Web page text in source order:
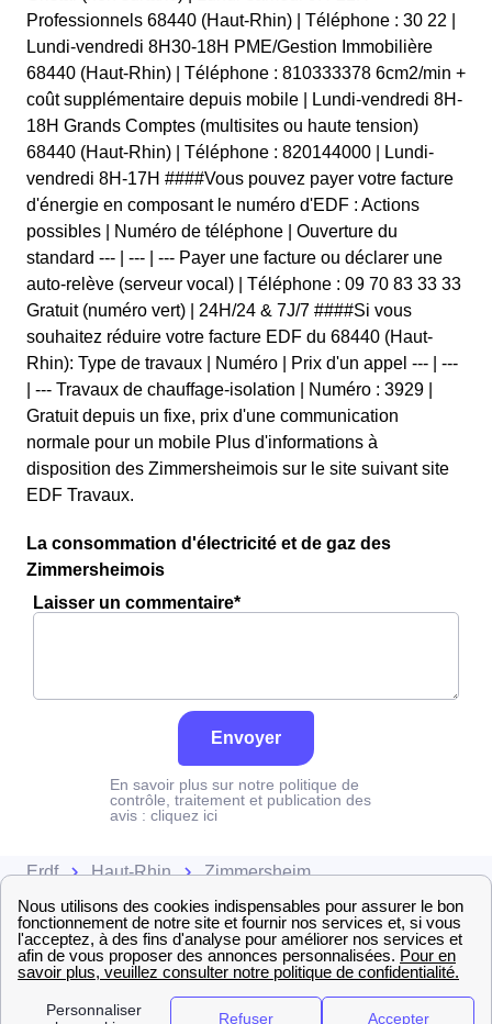
Professionnels 68440 (Haut-Rhin) | Téléphone : 30 22 |
Lundi-vendredi 8H30-18H PME/Gestion Immobilière
68440 (Haut-Rhin) | Téléphone : 810333378 6cm2/min +
coût supplémentaire depuis mobile | Lundi-vendredi 8H-
18H Grands Comptes (multisites ou haute tension)
68440 (Haut-Rhin) | Téléphone : 820144000 | Lundi-
vendredi 8H-17H ####Vous pouvez payer votre facture
d'énergie en composant le numéro d'EDF : Actions
possibles | Numéro de téléphone | Ouverture du
standard --- | --- | --- Payer une facture ou déclarer une
auto-relève (serveur vocal) | Téléphone : 09 70 83 33 33
Gratuit (numéro vert) | 24H/24 & 7J/7 ####Si vous
souhaitez réduire votre facture EDF du 68440 (Haut-
Rhin): Type de travaux | Numéro | Prix d'un appel --- | ---
| --- Travaux de chauffage-isolation | Numéro : 3929 |
Gratuit depuis un fixe, prix d'une communication
normale pour un mobile Plus d'informations à
disposition des Zimmersheimois sur le site suivant site
EDF Travaux.
La consommation d'électricité et de gaz des
Zimmersheimois
Laisser un commentaire*
Envoyer
En savoir plus sur notre politique de
contrôle, traitement et publication des
avis : cliquez ici
Erdf Haut-Rhin Zimmersheim